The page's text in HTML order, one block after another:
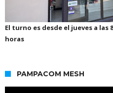
El turno es desde el jueves a las
horas
PAMPACOM MESH